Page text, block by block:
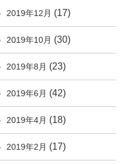
2019年12月 (17)
2019年10月 (30)
2019年8月 (23)
2019年6月 (42)
2019年4月 (18)
2019年2月 (17)